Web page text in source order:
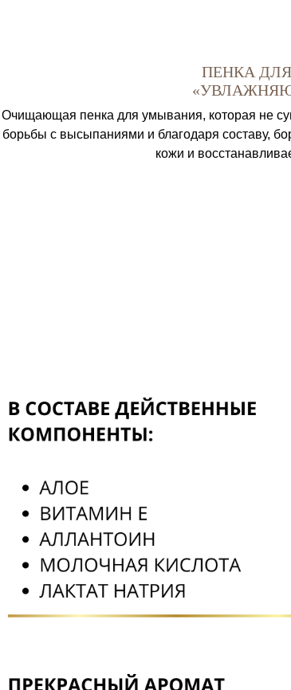
ПЕНКА
Очищающая пенка для умывания, которая не
борьбы с высыпаниями и благодаря составу,
кожи и